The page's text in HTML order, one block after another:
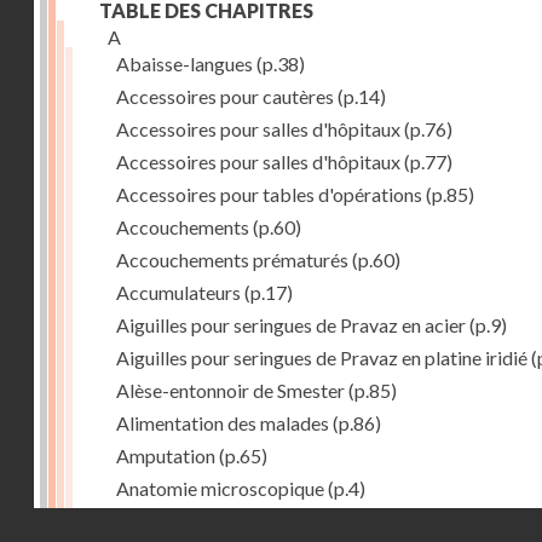
TABLE DES CHAPITRES
A
Abaisse-langues (p.38)
Accessoires pour cautères (p.14)
Accessoires pour salles d'hôpitaux(p.76)
Accessoires pour salles d'hôpitaux(p.77)
Accessoires pour tables d'opérations (p.85)
Accouchements (p.60)
Accouchements prématurés (p.60)
Accumulateurs (p.17)
Aiguilles pour seringues de Pravaz en acier(p.9)
Aiguilles pour seringues de Pravaz en platine iridié
Alèse-entonnoir de Smester(p.85)
Alimentation des malades (p.86)
Amputation(p.65)
Anatomie microscopique(p.4)